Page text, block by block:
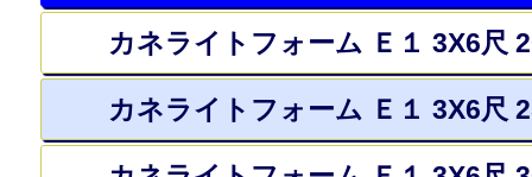
カネライトフォーム Ｅ１ 3X6尺
カネライトフォーム Ｅ１ 3X6尺